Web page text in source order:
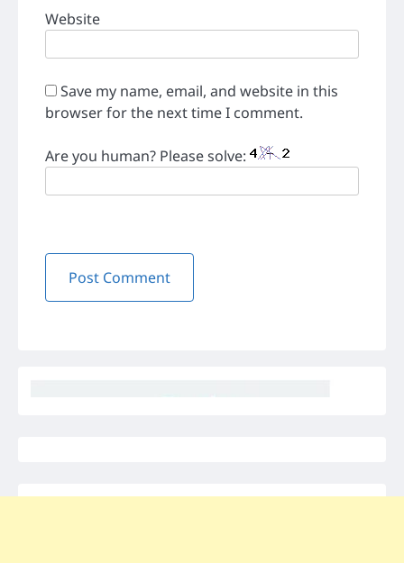
Website
Save my name, email, and website in this
browser for the next time I comment.
Are you human? Please solve: